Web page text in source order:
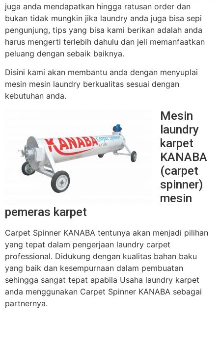
juga anda mendapatkan hingga ratusan order dan
bukan tidak mungkin jika laundry anda juga bisa sepi
pengunjung, tips yang bisa kami berikan adalah anda
harus mengerti terlebih dahulu dan jeli memanfaatkan
peluang dengan sebaik baiknya.
Disini kami akan membantu anda dengan menyuplai
mesin mesin laundry berkualitas sesuai dengan
kebutuhan anda.
Mesin
laundry
karpet
KANABA
(carpet
spinner)
mesin
pemeras karpet
Carpet Spinner KANABA tentunya akan menjadi pilihan
yang tepat dalam pengerjaan laundry carpet
professional. Didukung dengan kualitas bahan baku
yang baik dan kesempurnaan dalam pembuatan
sehingga sangat tepat apabila Usaha laundry karpet
anda menggunakan Carpet Spinner KANABA sebagai
partnernya.